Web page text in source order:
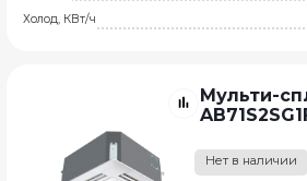
Холод, КВт/ч
Мульти-
Нет в наличии